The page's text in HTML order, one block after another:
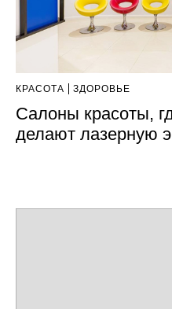
КРАСОТА ЗДОРОВЬЕ
Салоны красоты,
делают лазерную